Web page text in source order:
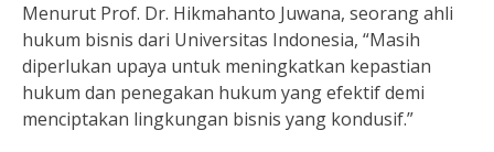
Menurut Prof. Dr. Hikmahanto Juwana, seorang ahli
hukum bisnis dari Universitas Indonesia, “Masih
diperlukan upaya untuk meningkatkan kepastian
hukum dan penegakan hukum yang efektif demi
menciptakan lingkungan bisnis yang kondusif.”